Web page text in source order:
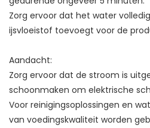
Zorg ervoor dat het water
ijsvloeistof toevoegt voor de
Aandacht:
Zorg ervoor dat de stroom is
schoonmaken om elektrische
Voor reinigingsoplossingen en
van voedingskwaliteit worden